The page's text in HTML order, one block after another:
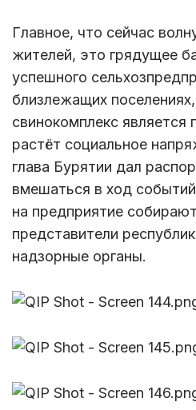
Главное, что сейчас
жителей, это грядущее
успешного
близлежащих
свинокомплекс
растёт социальное
глава Бурятии дал
вмешаться в ход
на предприятие
представители
надзорные органы.